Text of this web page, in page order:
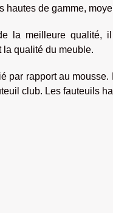
hautes de gamme,
la meilleure qualité,
qualité du meuble.
par rapport au
club. Les fauteuils